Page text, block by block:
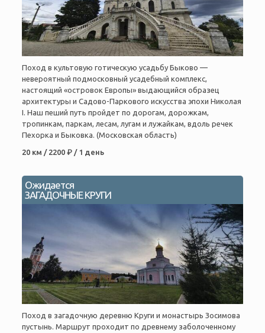
Поход в культовую готическую усадьбу Быково —
невероятный подмосковный усадебный комплекс,
настоящий «островок Европы» выдающийся образец
архитектуры и Садово-Паркового искусства эпохи Николая
I. Наш пеший путь пройдет по дорогам, дорожкам,
тропинкам, паркам, лесам, лугам и лужайкам, вдоль речек
Пехорка и Быковка. (Московская область)
20 км / 2200 ₽ / 1 день
Ожидается
ЗАГАДОЧНЫЕ КРУГИ
Поход в загадочную деревню Круги и монастырь Зосимова
пустынь. Маршрут проходит по древнему заболоченному